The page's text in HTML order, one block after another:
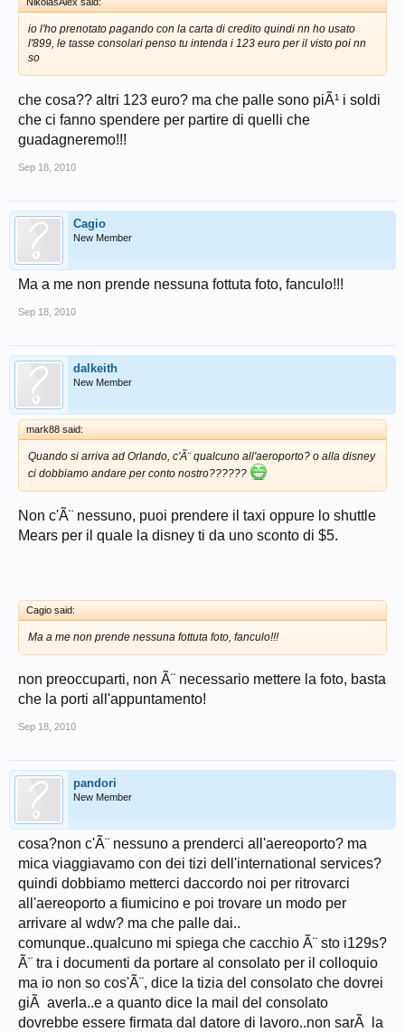
io l'ho prenotato pagando con la carta di credito quindi nn ho usato
l'899, le tasse consolari penso tu intenda i 123 euro per il visto poi nn
so
che cosa?? altri 123 euro? ma che palle sono piÃ¹ i soldi
che ci fanno spendere per partire di quelli che
guadagneremo!!!
Sep 18, 2010
Cagio
New Member
Ma a me non prende nessuna fottuta foto, fanculo!!!
Sep 18, 2010
dalkeith
New Member
mark88 said:
Quando si arriva ad Orlando, c'Ã¨ qualcuno all'aeroporto? o alla disney
ci dobbiamo andare per conto nostro??????
Non c'Ã¨ nessuno, puoi prendere il taxi oppure lo shuttle
Mears per il quale la disney ti da uno sconto di $5.
Cagio said:
Ma a me non prende nessuna fottuta foto, fanculo!!!
non preoccuparti, non Ã¨ necessario mettere la foto, basta
che la porti all'appuntamento!
Sep 18, 2010
pandori
New Member
cosa?non c'Ã¨ nessuno a prenderci all'aereoporto? ma
mica viaggiavamo con dei tizi dell'international services?
quindi dobbiamo metterci daccordo noi per ritrovarci
all'aereoporto a fiumicino e poi trovare un modo per
arrivare al wdw? ma che palle dai..
comunque..qualcuno mi spiega che cacchio Ã¨ sto i129s?
Ã¨ tra i documenti da portare al consolato per il colloquio
ma io non so cos'Ã¨, dice la tizia del consolato che dovrei
giÃ averla..e a quanto dice la mail del consolato
dovrebbe essere firmata dal datore di lavoro..non sarÃ la